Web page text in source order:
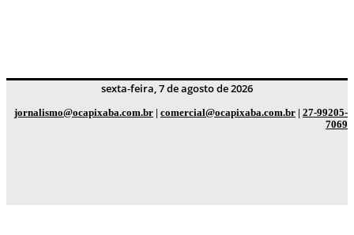
sexta-feira, 7 de agosto de 2026
jornalismo@ocapixaba.com.br | comercial@ocapixaba.com.br | 27-99205-
7069